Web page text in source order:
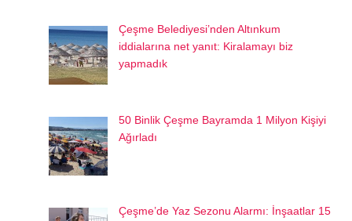
Çeşme Belediyesi’nden Altınkum
iddialarına net yanıt: Kiralamayı biz
yapmadık
50 Binlik Çeşme Bayramda 1 Milyon Kişiyi
Ağırladı
Çeşme’de Yaz Sezonu Alarmı: İnşaatlar 15